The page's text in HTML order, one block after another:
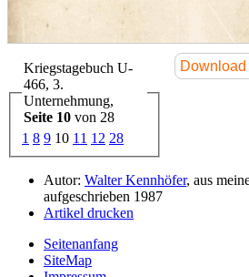
Download
Kriegstagebuch U-
466, 3.
Unternehmung,
Seite 10 von 28
1 8 9 10 11 12 28
Autor: Walter Kennhöfer, aus
aufgeschrieben 1987
Artikel drucken
Seitenanfang
SiteMap